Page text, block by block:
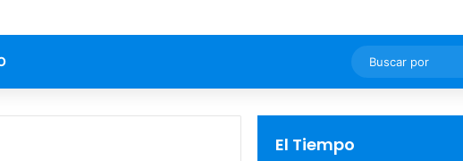
El Tiempo